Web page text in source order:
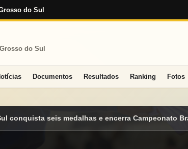
do Sul
do Sul
Documentos Resultados Ranking Fotos
Campeonato Brasileiro Cadete 2026 entre os